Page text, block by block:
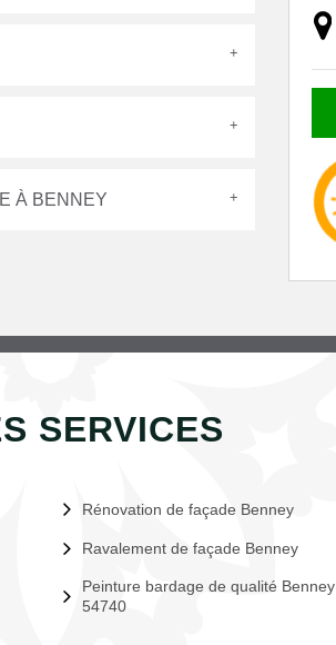
À BENNEY
SERVICES
Rénovation de façade Benney
Ravalement de façade Benney
Peinture bardage de qualité Benney
54740